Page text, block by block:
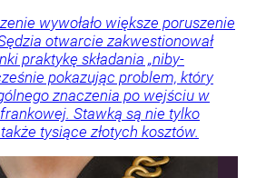
wywołało większe poruszenie
otwarcie zakwestionował
praktykę składania „niby-
pokazując problem, który
znaczenia po wejściu w
Stawką są nie tylko
tysiące złotych kosztów.